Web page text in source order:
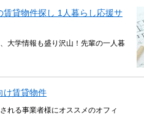
賃貸物件探し 1人暮らし応援サ
大学情報も盛り沢山！先輩の一人暮
け賃貸物件
れる事業者様にオススメのオフィ